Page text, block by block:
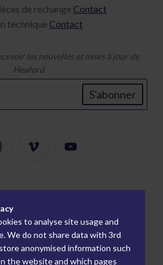
de rechange Contact
technique Contact
les nouvelles et mises à jour de
Heaford
S'abonner
produits
À propos
Information
to analyse site usage and
We do not share data with 3rd
anonymised information such
the website and which pages